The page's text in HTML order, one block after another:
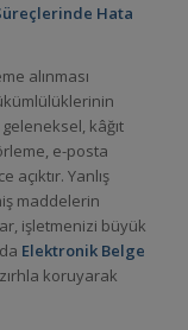
Hata
alınması
kâğıt
e-posta
Yanlış
maddelerin
işletmenizi büyük
Elektronik Belge
koruyarak